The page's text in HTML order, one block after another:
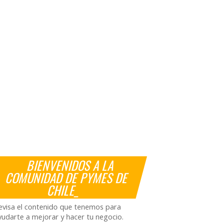
BIENVENIDOS A LA
COMUNIDAD DE PYMES DE
CHILE_
el contenido que tenemos para
a mejorar y hacer tu negocio.